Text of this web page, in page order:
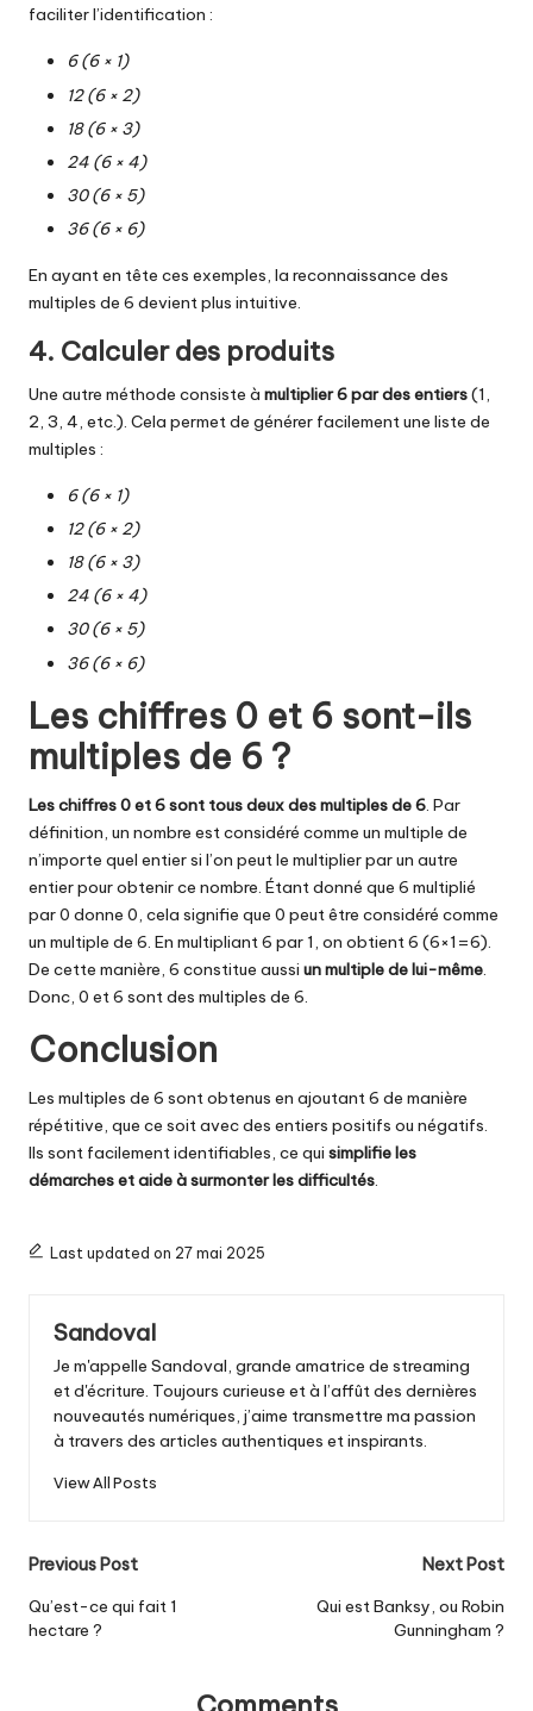
faciliter l’identification :
6 (6 × 1)
12 (6 × 2)
18 (6 × 3)
24 (6 × 4)
30 (6 × 5)
36 (6 × 6)
En ayant en tête ces exemples, la reconnaissance des
multiples de 6 devient plus intuitive.
4. Calculer des produits
Une autre méthode consiste à multiplier 6 par des entiers(1,
2, 3, 4, etc.). Cela permet de générer facilement une liste de
multiples :
6 (6 × 1)
12 (6 × 2)
18 (6 × 3)
24 (6 × 4)
30 (6 × 5)
36 (6 × 6)
Les chiffres 0 et 6 sont-ils
multiples de 6 ?
Les chiffres 0 et 6 sont tous deux des multiples de 6 . Par
définition, un nombre est considéré comme un multiple de
n’importe quel entier si l’on peut le multiplier par un autre
entier pour obtenir ce nombre. Étant donné que 6 multiplié
par 0 donne 0, cela signifie que 0 peut être considéré comme
un multiple de 6. En multipliant 6 par 1, on obtient 6 (6×1=6).
De cette manière, 6 constitue aussi un multiple de lui-même
Donc, 0 et 6 sont des multiples de 6.
Conclusion
Les multiples de 6 sont obtenus en ajoutant 6 de manière
répétitive, que ce soit avec des entiers positifs ou négatifs.
Ils sont facilement identifiables, ce qui simplifie les
démarches et aide à surmonter les difficultés
Last updated on 27 mai 2025
Sandoval
Je m'appelle Sandoval, grande amatrice de streaming
et d'écriture. Toujours curieuse et à l’affût des dernières
nouveautés numériques, j’aime transmettre ma passion
à travers des articles authentiques et inspirants.
View All Posts
Post
navigation
Previous Post
Qu’est-ce qui fait 1
hectare ?
Next Post
Qui est Banksy, ou Robin
Gunningham ?